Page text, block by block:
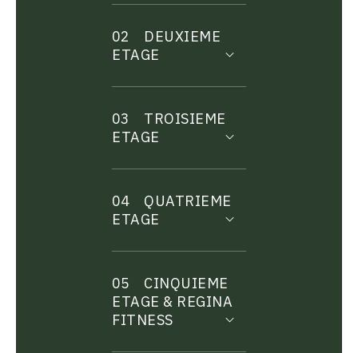
02
DEUXIEME
ETAGE
03
TROISIEME
ETAGE
04
QUATRIEME
ETAGE
05
CINQUIEME
ETAGE & REGINA
FITNESS